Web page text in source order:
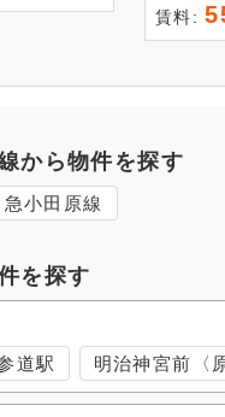
賃料:
から物件を探す
急小田原線
を探す
道駅 明治神宮前〈